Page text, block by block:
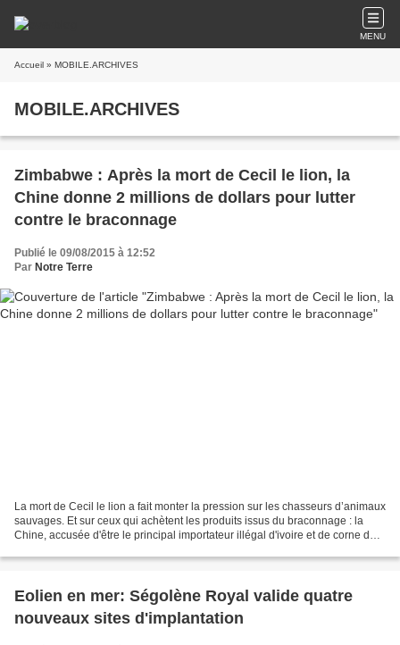
MENU
Accueil » MOBILE.ARCHIVES
MOBILE.ARCHIVES
Zimbabwe : Après la mort de Cecil le lion, la
Chine donne 2 millions de dollars pour lutter
contre le braconnage
Publié le 09/08/2015 à 12:52
Par Notre Terre
La mort de Cecil le lion a fait monter la pression sur les chasseurs d’animaux
sauvages. Et sur ceux qui achètent les produits issus du braconnage : la
Chine, accusée d'être le principal importateur illégal d'ivoire et de corne de
Eolien en mer: Ségolène Royal valide quatre
nouveaux sites d'implantation